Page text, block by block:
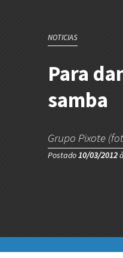
NOTICIAS
Para
samba
Grupo Pixote
Postado10/03/2012